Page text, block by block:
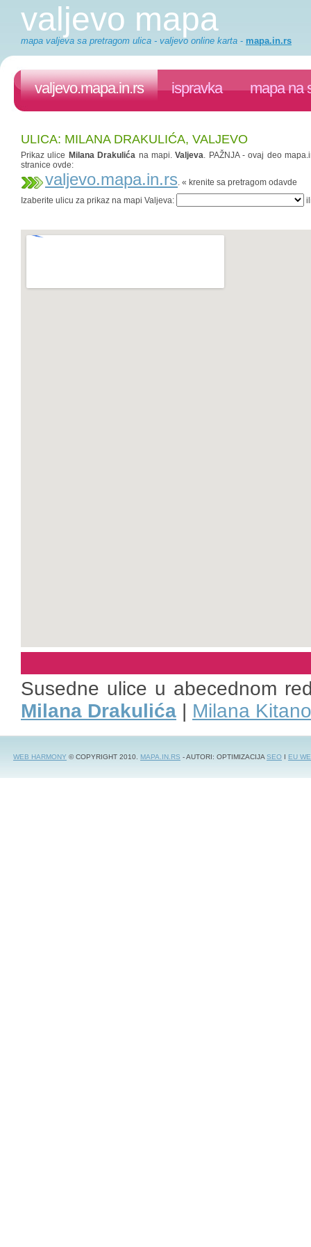
valjevo mapa
mapa valjeva sa pretragom ulica - valjevo online karta - mapa.in.rs
valjevo.mapa.in.rs ispravka mapa na
ULICA: MILANA DRAKULIĆA, VALJEVO
Prikaz ulice Milana Drakulića na mapi.Valjeva. PAŽNJA - ovaj deo
stranice ovde:
valjevo.mapa.in.rs. « krenite sa pretragom odavde
Izaberite ulicu za prikaz na mapi Valjeva:
Susedne ulice u abecednom
Milana Drakulića | Milana
WEB HARMONY © COPYRIGHT 2010. MAPA.IN.RS - AUTORI: OPTIMIZACIJASEO I EU